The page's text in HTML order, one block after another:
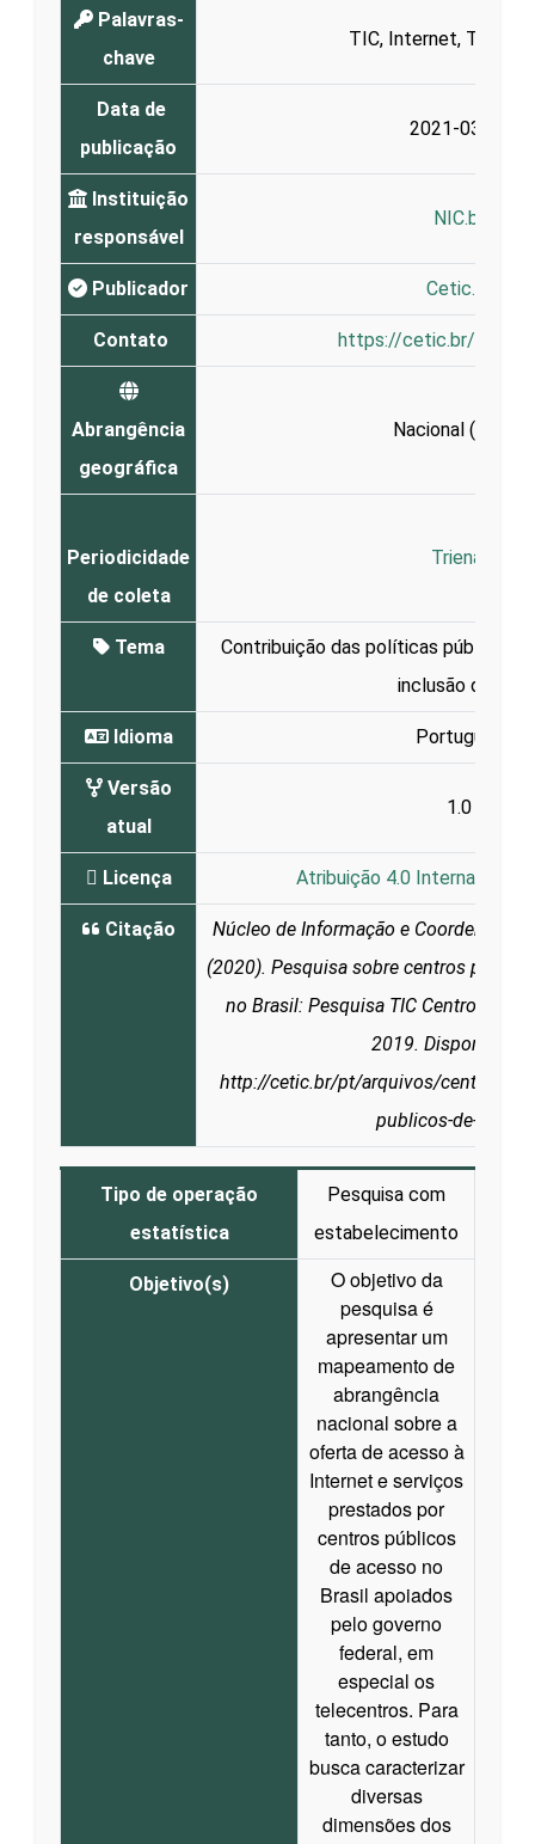
Palavras-
chave
TIC, Internet,
Data de
publicação
2021-03-03
Instituição
responsável
NIC.br
Publicador Cetic.br
Contato https://cetic.br/en/
Abrangência
geográfica
Nacional (Brasil
Periodicidade
de coleta
Trienal
Tema
Contribuição das políticas públicas
inclusão digital
Idioma Português
Versão
atual
1.0
Licença Atribuição 4.0 Internacional
Citação
Núcleo de Informação e Coordenação
(2020). Pesquisa sobre centros
no Brasil: Pesquisa TIC Centros
2019. Disponível
http://cetic.br/pt/arquivos/
publicos-de-
Tipo de operação
estatística
Pesquisa com
estabelecimento
Objetivo(s)
O objetivo da
pesquisa é
apresentar um
mapeamento de
abrangência
nacional sobre a
oferta de acesso à
Internet e serviços
prestados por
centros públicos
de acesso no
Brasil apoiados
pelo governo
federal, em
especial os
telecentros. Para
tanto, o estudo
busca caracterizar
diversas
dimensões dos